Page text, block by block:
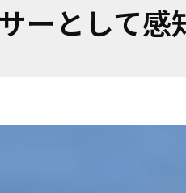
ーとして